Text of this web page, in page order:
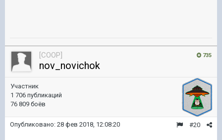
735
[COOP]
nov_novichok
Участник
1 706 публикаций
76 809 боёв
#20
Опубликовано: 28 фев 2018, 12:08:20